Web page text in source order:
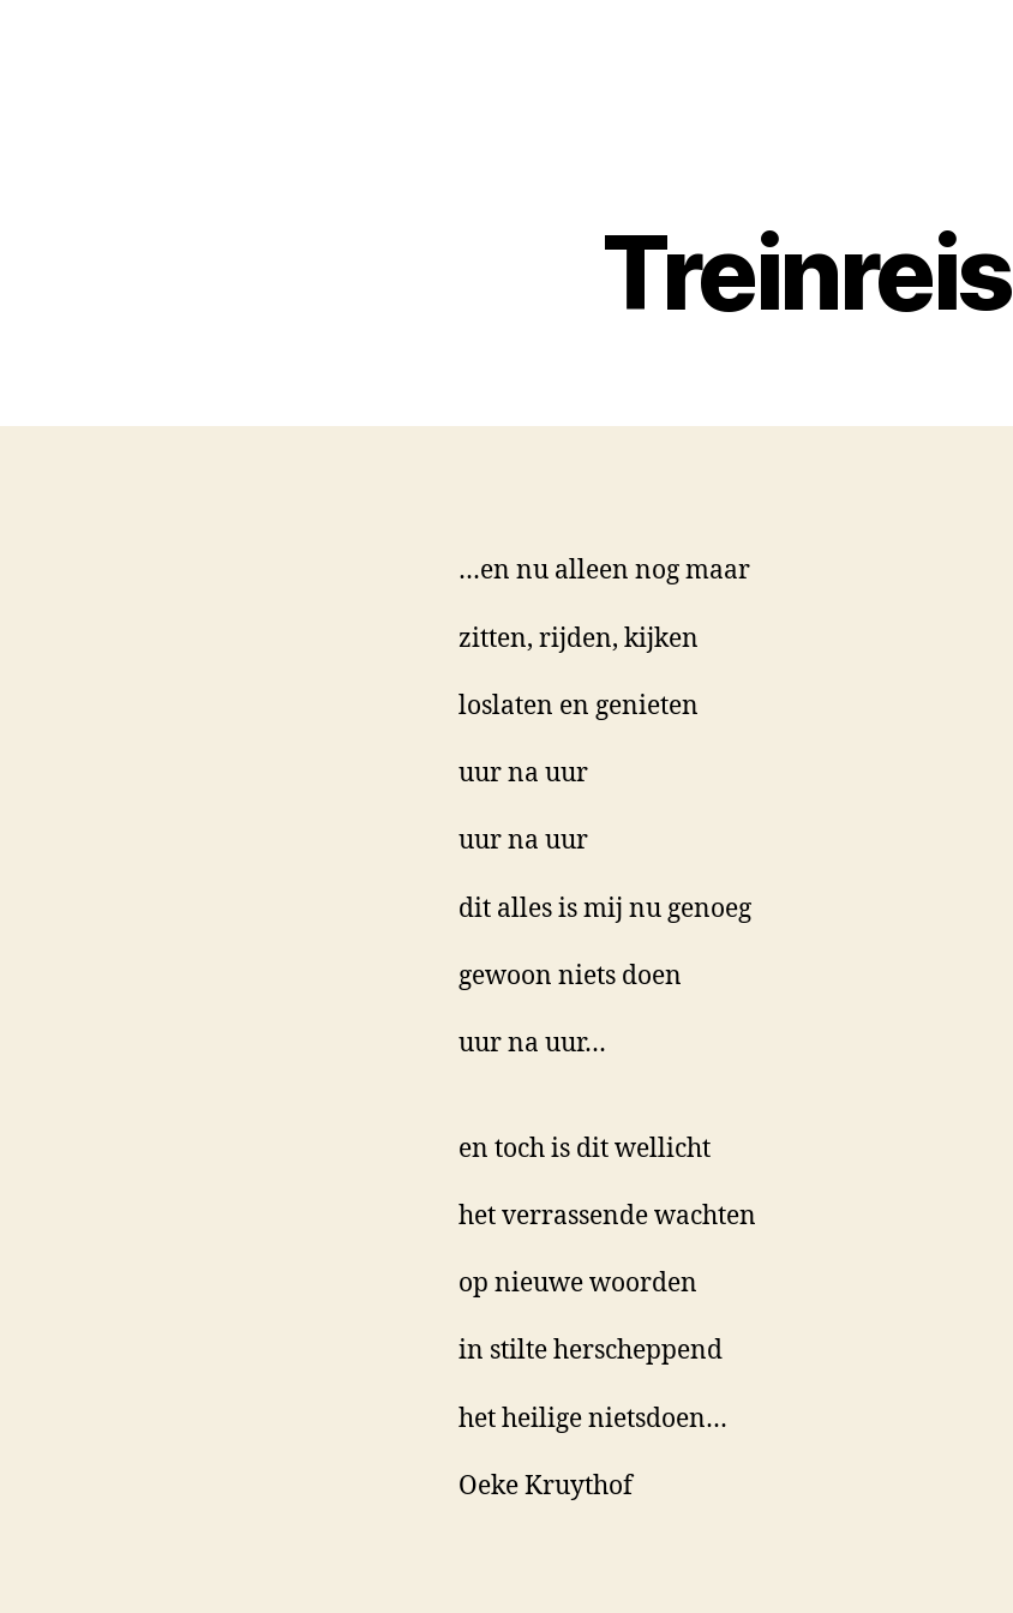
Treinreis
…en nu alleen nog maar
zitten, rijden, kijken
loslaten en genieten
uur na uur
uur na uur
dit alles is mij nu genoeg
gewoon niets doen
uur na uur…
en toch is dit wellicht
het verrassende wachten
op nieuwe woorden
in stilte herscheppend
het heilige nietsdoen…
Oeke Kruythof